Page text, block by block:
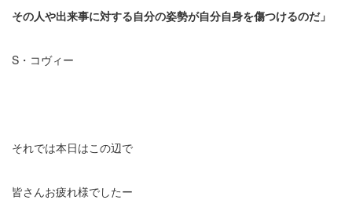
その人や出来事に対する自分の姿勢が自分自身を傷つけるのだ」
S・コヴィー
それでは本日はこの辺で
皆さんお疲れ様でしたー